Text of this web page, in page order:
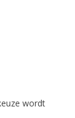
wordt